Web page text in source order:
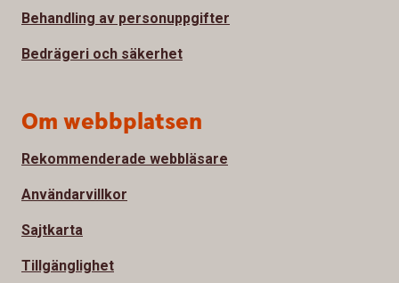
Behandling av personuppgifter
Bedrägeri och säkerhet
Om webbplatsen
Rekommenderade webbläsare
Användarvillkor
Sajtkarta
Tillgänglighet